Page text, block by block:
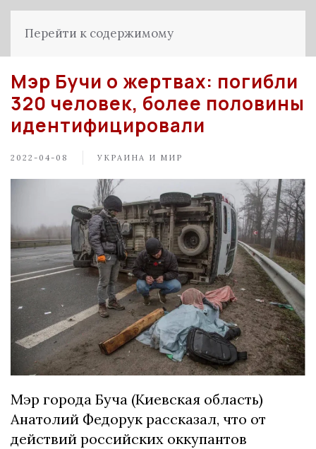
Перейти к содержимому
Мэр Бучи о жертвах: погибли
320 человек, более половины
идентифицировали
2022-04-08 УКРАИНА И МИР
Мэр города Буча (Киевская область)
Анатолий Федорук рассказал, что от
действий российских оккупантов